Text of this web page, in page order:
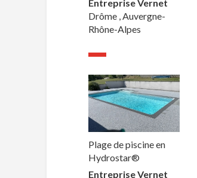
Entreprise Vernet
Drôme , Auvergne-
Rhône-Alpes
Plage de piscine en
Hydrostar®
Entreprise Vernet